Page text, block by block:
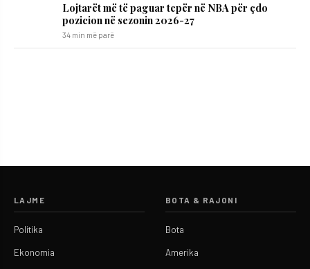
Lojtarët më të paguar tepër në NBA për çdo
pozicion në sezonin 2026-27
34 min më parë
LAJME
Politika
Ekonomia
BOTA & RAJONI
Bota
Amerika